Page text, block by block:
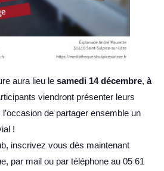
aura lieu le samedi 14 décembre, à
viendront présenter leurs
de partager ensemble un
!
inscrivez vous dès maintenant
par mail ou par téléphone au 05 61